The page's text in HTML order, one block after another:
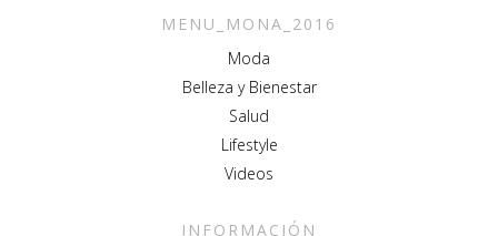
MENU_MONA_2016
Moda
Belleza y Bienestar
Salud
Lifestyle
Videos
INFORMACIÓN